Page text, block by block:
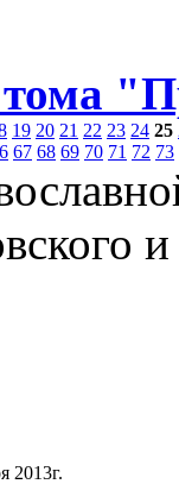
19 20 21 22 23 24 25
67 68 69 70 71 72 73
2013г.